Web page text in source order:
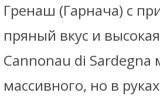
Гренаш (Гарнача) с
пряный вкус и
Cannonau di Sardegna
массивного, но в